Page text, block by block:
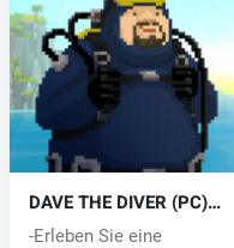
DAVE THE DIVER (PC)
key
-Erleben Sie eine